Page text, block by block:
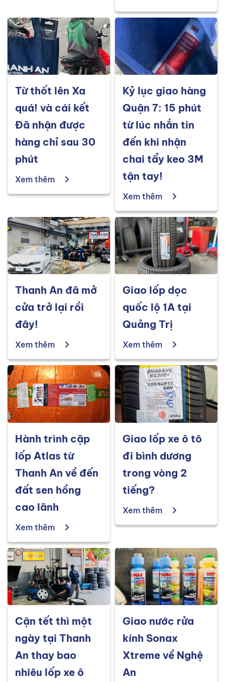
Từ thốt lên Xa
quá! và cái kết
Đã nhận được
hàng chỉ sau 30
phút
Xem thêm
Kỷ lục giao hàng
Quận 7: 15 phút
từ lúc nhắn tin
đến khi nhận
chai tẩy keo 3M
tận tay!
Xem thêm
Thanh An đã mở
cửa trở lại rồi
đây!
Xem thêm
Giao lốp dọc
quốc lộ 1A tại
Quảng Trị
Xem thêm
Hành trình cặp
lốp Atlas từ
Thanh An về đến
đất sen hồng
cao lãnh
Xem thêm
Giao lốp xe ô tô
đi bình dương
trong vòng 2
tiếng?
Xem thêm
Cận tết thì một
ngày tại Thanh
An thay bao
nhiêu lốp xe ô
Giao nước rửa
kính Sonax
Xtreme về Nghệ
An